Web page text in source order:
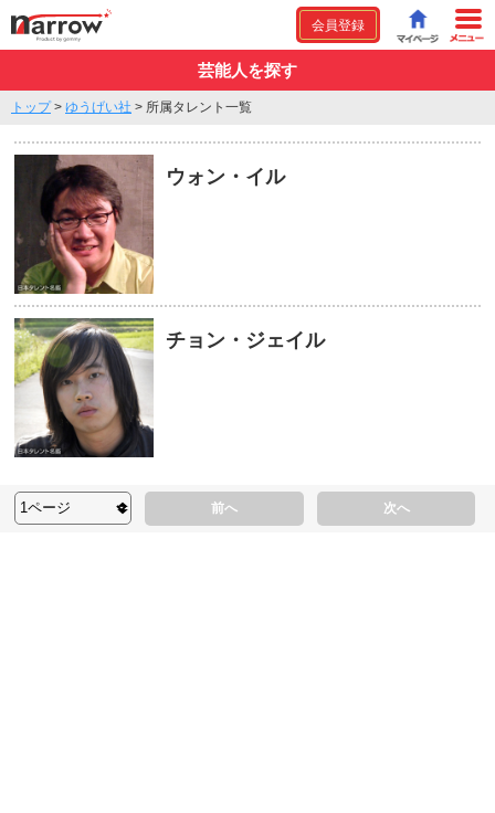
会員登録
芸能人を探す
トップ> ゆうげい社 > 所属タレント一覧
ウォン・イル
チョン・ジェイル
前へ 次へ